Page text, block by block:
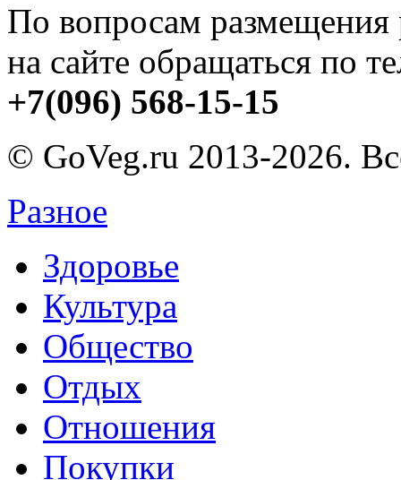
По вопросам размещения
на сайте обращаться по
+7(096) 568-15-15
© GoVeg.ru 2013-2026.
Разное
Здоровье
Культура
Общество
Отдых
Отношения
Покупки